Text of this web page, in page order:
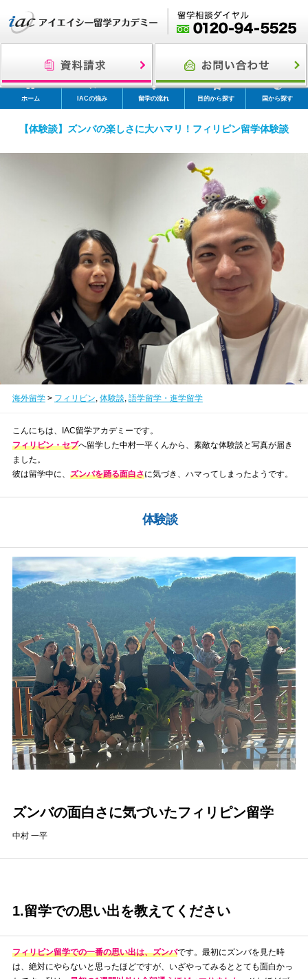
ホーム IACの強み 留学の流れ 目的から探す 国から探す
【体験談】ズンバの楽しさに大ハマリ！フィリピン留学体験談
海外留学> フィリピン, 体験談, 語学留学・進学留学
こんにちは、IAC留学アカデミーです。
フィリピン・セブへ留学した中村一平くんから、素敵な体験談と写真が届き
ました。
彼は留学中に、 ズンバを踊る面白さに気づき、ハマってしまったようです。
体験談
ズンバの面白さに気づいたフィリピン留学
中村 一平
1.留学での思い出を教えてください
フィリピン留学での一番の思い出は、ズンバです。最初にズンバを見た時
は、絶対にやらないと思ったほどですが、いざやってみるととても面白かっ